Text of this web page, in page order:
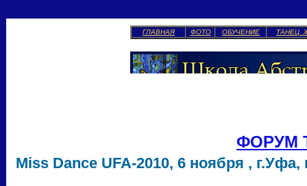
ГЛАВНАЯ ФОТО ОБУЧЕНИЕ ТАНЕЦ
ФОРУМ
Miss Dance UFA-2010, 6 ноября ,